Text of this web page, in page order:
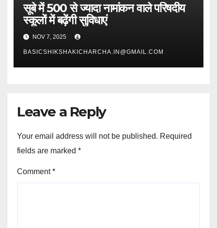
सूबे में 500 से ज्यादा नामांकन वाले परिषदीय
स्कूलों में बढ़ेंगी सुविधाएं
NOV 7, 2025
BASICSHIKSHAKICHARCHA.IN@GMAIL.COM
Leave a Reply
Your email address will not be published. Required
fields are marked *
Comment*